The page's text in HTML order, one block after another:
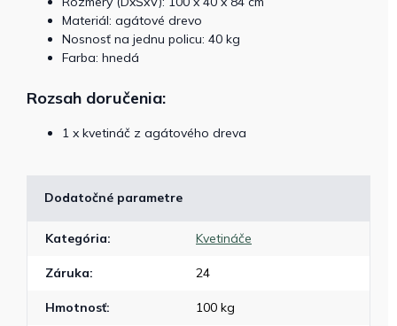
Materiál: agátové drevo
Nosnosť na jednu policu: 40 kg
Farba: hnedá
Rozsah doručenia:
1 x kvetináč z agátového dreva
Dodatočné parametre
Kategória: Kvetináče
Záruka: 24
Hmotnosť: 100 kg